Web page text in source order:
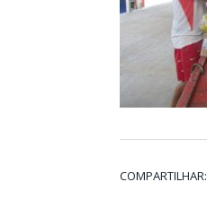
COMPARTILHAR: